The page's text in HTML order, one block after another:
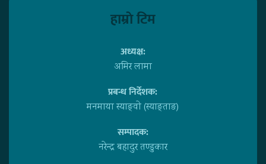
हाम्राे टिम
अध्यक्ष:
अमिर लामा
प्रबन्ध निर्देशक:
मनमाया स्याङ्वाे (स्याङ्ताङ)
सम्पादक:
नरेन्द्र बहादुर तण्डुकार